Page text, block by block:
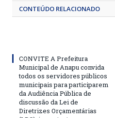
CONTEÚDO RELACIONADO
CONVITE A Prefeitura
Municipal de Anapu convida
todos os servidores públicos
municipais para participarem
da Audiência Pública de
discussão da Lei de
Diretrizes Orçamentárias